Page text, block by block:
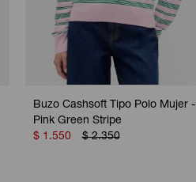
Buzo Cashsoft Tipo Polo Mujer -
Pink Green Stripe
$ 1.550 $ 2.350